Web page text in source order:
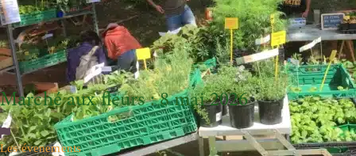
Marché aux fleurs : 8 mai 2026
Les évenements